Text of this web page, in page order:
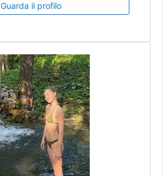
Guarda il profilo